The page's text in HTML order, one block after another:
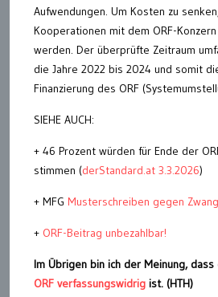
Aufwendungen. Um Kosten zu
Kooperationen mit dem ORF-
werden. Der überprüfte Zeitraum
die Jahre 2022 bis 2024 und somit
Finanzierung des ORF
SIEHE AUCH:
+ 46 Prozent würden für Ende der
stimmen (derStandard.at 3.3.2026)
+ MFG Musterschreiben gegen
+ ORF-Beitrag unbezahlbar!
Im Übrigen bin ich der Meinung, dass
ORF verfassungswidrig ist. (HTH)